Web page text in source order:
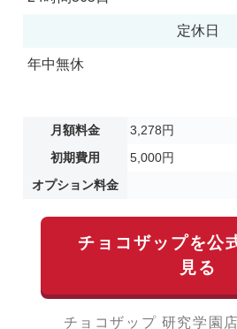
定休日
年中無休
月額料金
3,278円
初期費用
5,000円
オプション料金
チョコザップを公
見る
チョコザップ 研究学園